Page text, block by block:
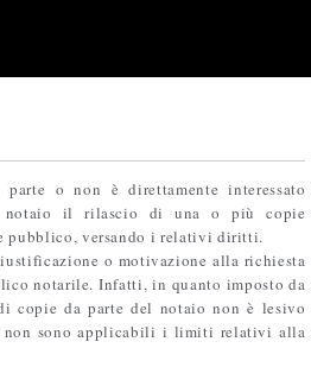
o non è direttamente interessato
notaio il rilascio di una o più copie
pubblico, versando i relativi diritti.
o motivazione alla richiesta
notarile. Infatti, in quanto imposto da
copie da parte del notaio non è lesivo
non sono applicabili i limiti relativi alla